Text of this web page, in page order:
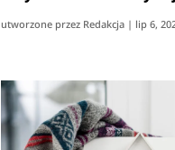
utworzone przez Redakcja | lip 6,